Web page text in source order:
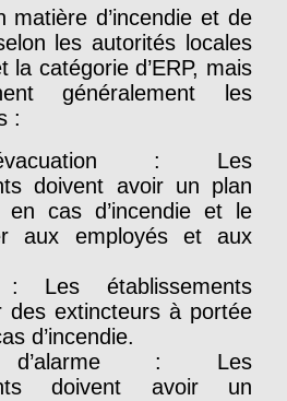
matière d’incendie et de
les autorités locales
la catégorie d’ERP, mais
généralement les
:
: Les
doivent avoir un plan
en cas d’incendie et le
aux employés et aux
: Les établissements
des extincteurs à portée
d’incendie.
d’alarme : Les
doivent avoir un